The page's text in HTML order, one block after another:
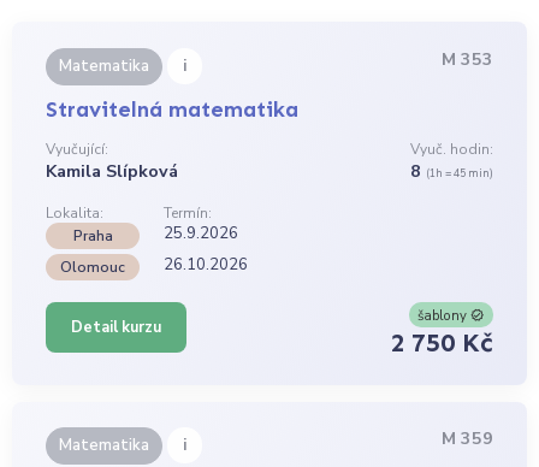
Matematika i M 353
Stravitelná matematika
Vyučující:
Kamila Slípková
Vyuč. hodin:
8 (1h = 45 min)
Lokalita:
Termín:
Praha
25.9.2026
Olomouc 26.10.2026
Detail kurzu
šablony
2 750 Kč
Matematika i M 359